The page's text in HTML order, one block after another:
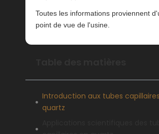
Toutes les informations proviennent
point de vue de l'usine.
Introduction aux tubes
quartz